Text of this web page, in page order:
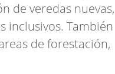
de veredas nuevas,
inclusivos. También
de forestación,